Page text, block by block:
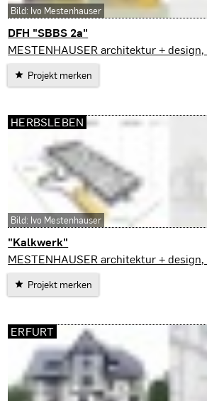
DFH "SBBS 2a"
Erfurt
MESTENHAUSER architektur +
Projekt merken
Bild: Ivo Mestenhauser
"Kalkwerk"
Herbsleben
MESTENHAUSER architektur +
Projekt merken
HERBSLEBEN
Bild: Ivo Mestenhauser
ERFURT